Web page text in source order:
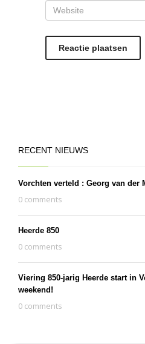
RECENT NIEUWS
Vorchten verteld : Georg van der
0 comments
Heerde 850
0 comments
Viering 850-jarig Heerde start in
weekend!
0 comments